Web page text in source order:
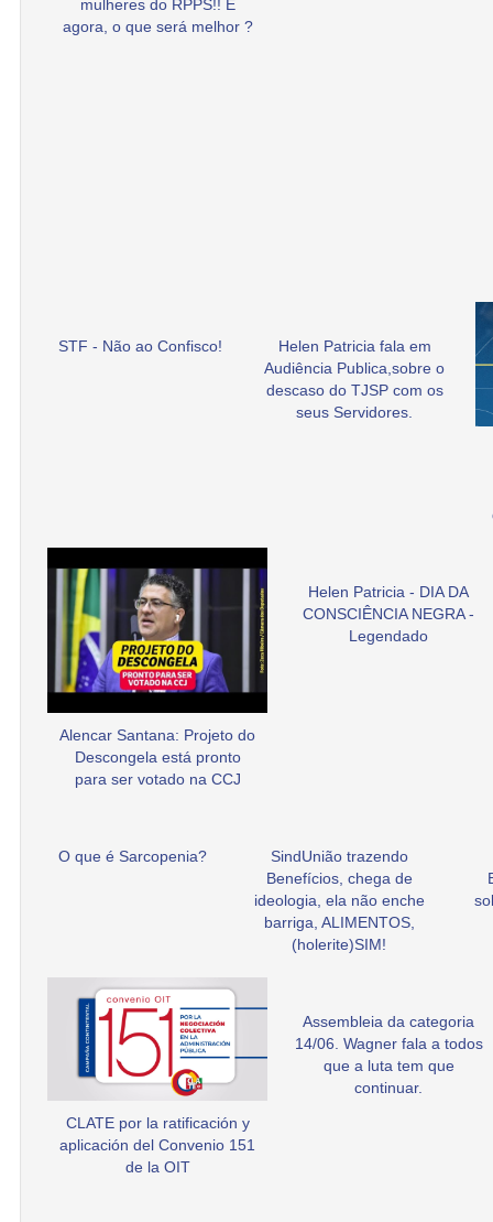
mulheres do RPPS!! E
agora, o que será melhor ?
STF - Não ao Confisco!
Helen Patricia fala em
Audiência Publica,sobre o
descaso do TJSP com os
seus Servidores.
Alencar Santana: Projeto do
Descongela está pronto
para ser votado na CCJ
Helen Patricia - DIA DA
CONSCIÊNCIA NEGRA -
Legendado
O que é Sarcopenia?
SindUnião trazendo
Benefícios, chega de
ideologia, ela não enche
barriga, ALIMENTOS,
(holerite)SIM!
CLATE por la ratificación y
aplicación del Convenio 151
de la OIT
Assembleia da categoria
14/06. Wagner fala a todos
que a luta tem que
continuar.